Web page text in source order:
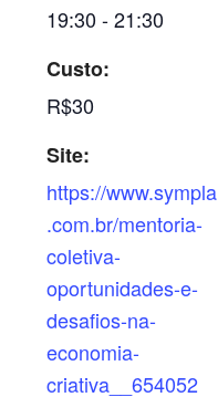
19:30 - 21:30
Custo:
R$30
Site:
https://www.sympla
.com.br/mentoria-
coletiva-
oportunidades-e-
desafios-na-
economia-
criativa__654052